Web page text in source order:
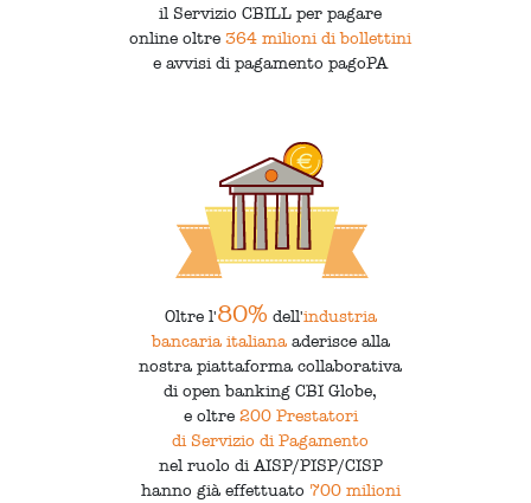
il Servizio CBILL per pagare
online oltre364 milioni di bollettini
e avvisi di pagamento pagoPA
Oltre l'80% dell'industria
bancaria italianaaderisce alla
nostra piattaforma collaborativa
di open banking CBI Globe,
e oltre 200 Prestatori
di Servizio di Pagamento
nel ruolo di AISP/PISP/CISP
hanno già effettuato 700 milioni